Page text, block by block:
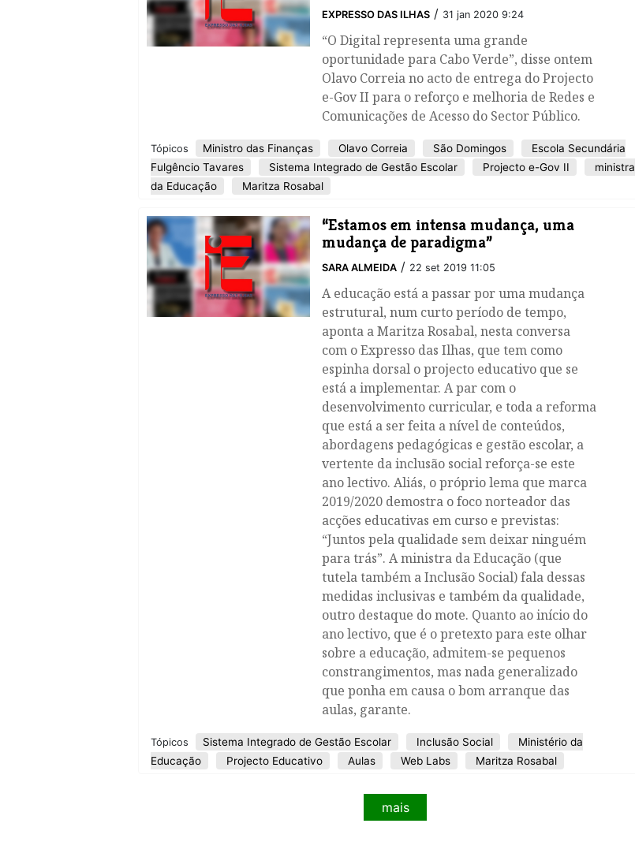
EXPRESSO DAS ILHAS / 31 jan 2020 9:24
“O Digital representa uma grande
oportunidade para Cabo Verde”, disse ontem
Olavo Correia no acto de entrega do Projecto
e-Gov II para o reforço e melhoria de Redes e
Comunicações de Acesso do Sector Público.
Tópicos Ministro das Finanças Olavo Correia São Domingos
Escola Secundária
Fulgêncio Tavares
Sistema Integrado de Gestão Escolar Projecto e-Gov II
ministra
da Educação
Maritza Rosabal
“Estamos em intensa mudança, uma
mudança de paradigma”
SARA ALMEIDA / 22 set 2019 11:05
A educação está a passar por uma mudança
estrutural, num curto período de tempo,
aponta a Maritza Rosabal, nesta conversa
com o Expresso das Ilhas, que tem como
espinha dorsal o projecto educativo que se
está a implementar. A par com o
desenvolvimento curricular, e toda a reforma
que está a ser feita a nível de conteúdos,
abordagens pedagógicas e gestão escolar, a
vertente da inclusão social reforça-se este
ano lectivo. Aliás, o próprio lema que marca
2019/2020 demostra o foco norteador das
acções educativas em curso e previstas:
“Juntos pela qualidade sem deixar ninguém
para trás”. A ministra da Educação (que
tutela também a Inclusão Social) fala dessas
medidas inclusivas e também da qualidade,
outro destaque do mote. Quanto ao início do
ano lectivo, que é o pretexto para este olhar
sobre a educação, admitem-se pequenos
constrangimentos, mas nada generalizado
que ponha em causa o bom arranque das
aulas, garante.
Tópicos Sistema Integrado de Gestão Escolar Inclusão Social
Ministério da
Educação
Projecto Educativo Aulas Web Labs Maritza Rosabal
mais